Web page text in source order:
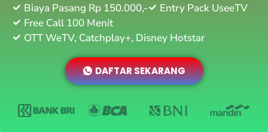
Biaya Pasang Rp 150.000,-
Entry Pack UseeTV
Free Call 100 Menit
OTT WeTV, Catchplay+, Disney Hotstar
DAFTAR SEKARANG